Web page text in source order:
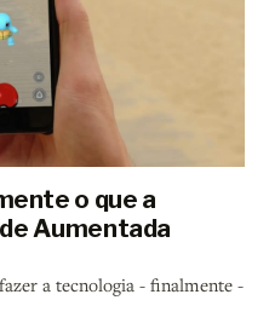
o que a
Aumentada
a tecnologia - finalmente -